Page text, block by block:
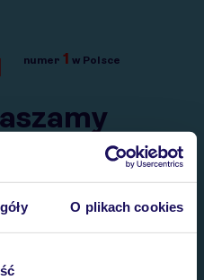
O plikach cookies
numer 1 w Polsce
na krótkie wakacje.